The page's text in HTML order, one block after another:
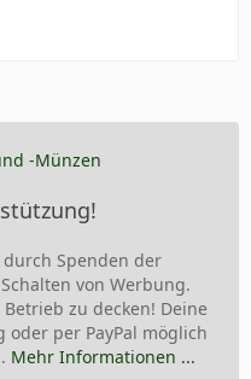
Spenden der
von Werbung.
zu decken! Deine
oder per PayPal möglich
Mehr Informationen ...